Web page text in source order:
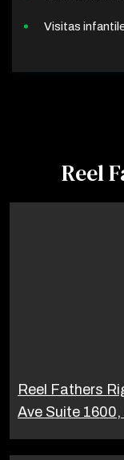
Visitas
Reel
Reel Fathers
Ave Suite